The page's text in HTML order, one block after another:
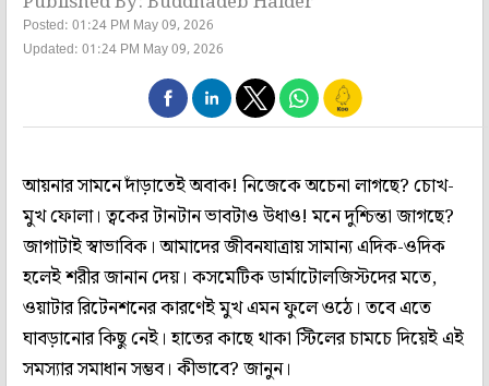
Posted: 01:24 PM May 09, 2026
Updated: 01:24 PM May 09, 2026
আয়নার সামনে দাঁড়াতেই অবাক! নিজেকে অচেনা লাগছে? চোখ-
মুখ ফোলা। ত্বকের টানটান ভাবটাও উধাও! মনে দুশ্চিন্তা জাগছে?
জাগাটাই স্বাভাবিক। আমাদের জীবনযাত্রায় সামান্য এদিক-ওদিক
হলেই শরীর জানান দেয়। কসমেটিক ডার্মাটোলজিস্টদের মতে,
ওয়াটার রিটেনশনের কারণেই মুখ এমন ফুলে ওঠে। তবে এতে
ঘাবড়ানোর কিছু নেই। হাতের কাছে থাকা স্টিলের চামচে দিয়েই এই
সমস্যার সমাধান সম্ভব। কীভাবে? জানুন।